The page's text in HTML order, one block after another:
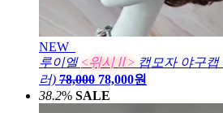
NEW
루이엘 <위시Ⅱ> 캡모자 야구
러) 78,000 78,000원
38.2% SALE